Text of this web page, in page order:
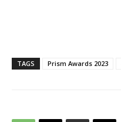
TAGS Prism Awards 2023